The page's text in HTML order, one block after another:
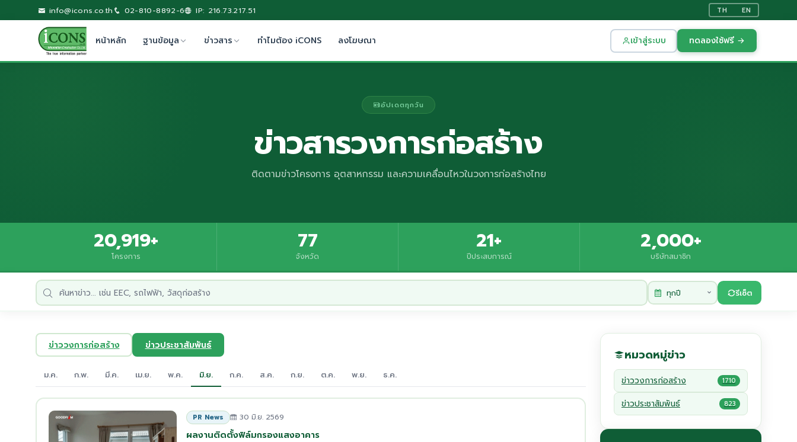
info@icons.co.th 02-810-8892-6 IP: 216.73.217.51 TH EN
หน้าหลัก ฐานข้อมูล ข่าวสาร ทำไมต้อง iCONS ลงโฆษณา เข้าสู่ระบบ ทดลองใช้ฟรี →
อัปเดตทุกวัน
ข่าวสารวงการก่อสร้าง
ติดตามข่าวโครงการ อุตสาหกรรม และความเคลื่อนไหวในวงการก่อสร้างไทย
20,919+
โครงการ
77
จังหวัด
21+
ปีประสบการณ์
2,000+
บริษัทสมาชิก
รีเซ็ต
ข่าววงการก่อสร้าง ข่าวประชาสัมพันธ์
ม.ค. ก.พ. มี.ค. เม.ย. พ.ค. มิ.ย. ก.ค. ส.ค. ก.ย. ต.ค. พ.ย. ธ.ค.
PR News 30 มิ.ย. 2569
ผลงานติดตั้งฟิล์มกรองแสงอาคาร
หมวดหมู่ข่าว
ข่าววงการก่อสร้าง 1710
ข่าวประชาสัมพันธ์ 823